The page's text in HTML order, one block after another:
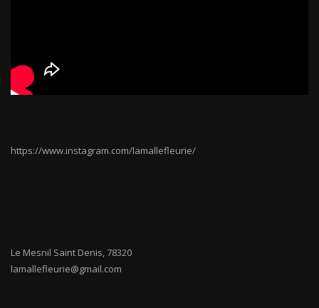
https://www.instagram.com/lamallefleurie/
Le Mesnil Saint Denis,78320
lamallefleurie@gmail.com